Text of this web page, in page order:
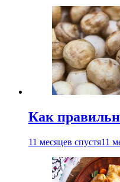
Как
11 месяцев спустя11